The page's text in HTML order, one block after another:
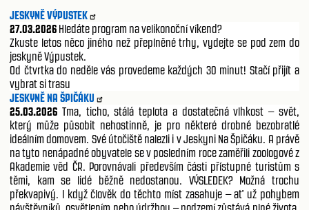
JESKYNĚ VÝPUSTEK
27.03.2026 Hledáte program na velikonoční víkend?
Zkuste letos něco jiného než přeplněné trhy, vydejte se pod zem do
jeskyně Výpustek.
Od čtvrtka do neděle vás provedeme každých 30 minut! Stačí přijít a
vybrat si trasu
JESKYNĚ NA ŠPIČÁKU
25.03.2026 Tma, ticho, stálá teplota a dostatečná vlhkost – svět,
který může působit nehostinně, je pro některé drobné bezobratlé
ideálním domovem. Své útočiště nalezli i v Jeskyni Na Špičáku. A právě
na tyto nenápadné obyvatele se v posledním roce zaměřili zoologové z
Akademie věd ČR. Porovnávali především části přístupné turistům s
těmi, kam se lidé běžně nedostanou. VÝSLEDEK? Možná trochu
překvapivý. I když člověk do těchto míst zasahuje – ať už pohybem